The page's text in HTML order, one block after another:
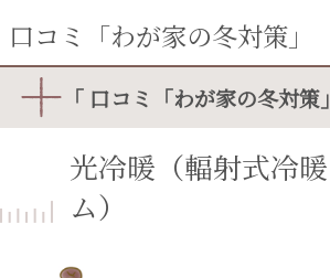
口コミ「わが家の冬対策」
「 口コミ「わが家の冬対
光冷暖（輻射式冷
ム）